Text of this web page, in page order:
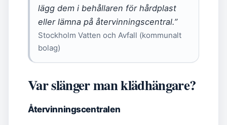
lägg dem i behållaren för hårdplast
eller lämna på återvinningscentral.”
Stockholm Vatten och Avfall (kommunalt
bolag)
Var slänger man klädhängare?
Återvinningscentralen